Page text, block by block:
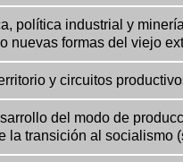
política industrial y
nuevas formas del viejo
y circuitos
del modo de
la transición al socialismo